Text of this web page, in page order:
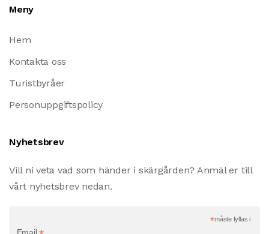
Meny
Hem
Kontakta oss
Turistbyråer
Personuppgiftspolicy
Nyhetsbrev
Vill ni veta vad som händer i skärgården? Anmäl er till
vårt nyhetsbrev nedan.
*måste fyllas i